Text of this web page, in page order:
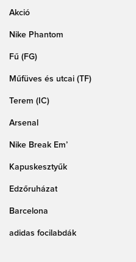
Akció
Nike Phantom
Fű (FG)
Műfüves és utcai (TF)
Terem (IC)
Arsenal
Nike Break Em’
Kapuskesztyűk
Edzőruházat
Barcelona
adidas focilabdák